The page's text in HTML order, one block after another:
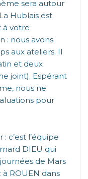
sera autour
Hublais est
à votre
: nous avons
aux ateliers. Il
et deux
joint). Espérant
nous ne
pour
c’est l’équipe
DIEU qui
de Mars
ROUEN dans